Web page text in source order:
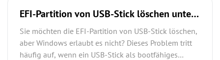
EFI-Partition von USB-Stick löschen unter
Windows 11/10/8/7 (2026 Guide)
Sie möchten die EFI-Partition von USB-Stick löschen,
aber Windows erlaubt es nicht? Dieses Problem tritt
häufig auf, wenn ein USB-Stick als bootfähiges